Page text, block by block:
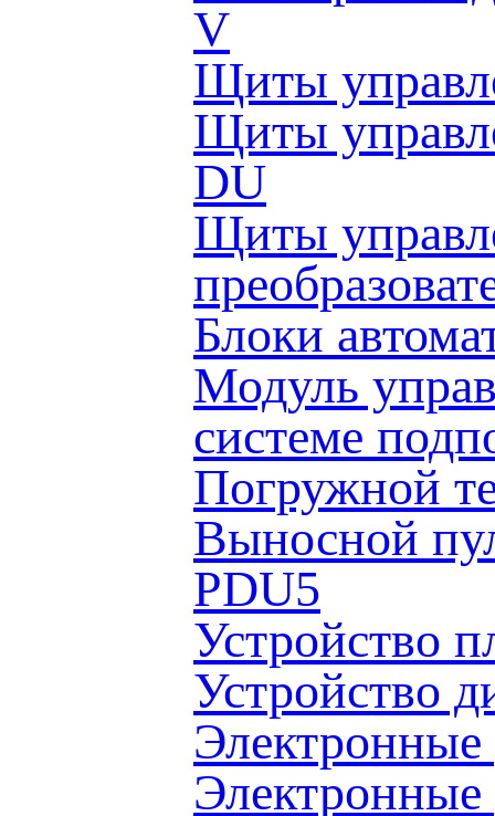
V
Щиты
Щиты
DU
Щиты
Блоки
Модуль
системе
Погружной
Выносной
PDU5
Устройство
Устройство
Электронные
Электронные